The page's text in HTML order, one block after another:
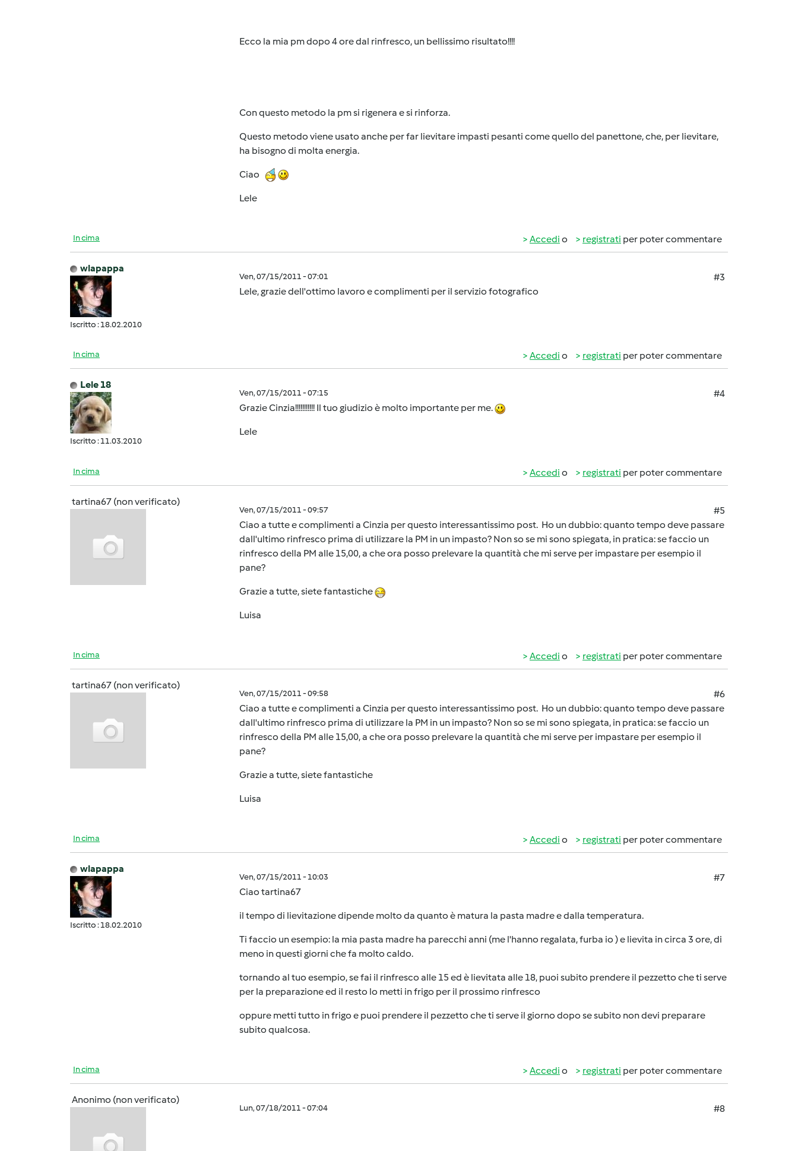
Ecco la mia pm dopo 4 ore dal rinfresco, un bellissimo risultato!!!!
Con questo metodo la pm si rigenera e si rinforza.
Questo metodo viene usato anche per far lievitare impasti pesanti come quello del panettone, che, per lievitare,
ha bisogno di molta energia.
Ciao
Lele
In cima Accedi o registrati per poter commentare
wlapappa
Iscritto : 18.02.2010
Ven, 07/15/2011 - 07:01
#3
Lele, grazie dell'ottimo lavoro e complimenti per il servizio fotografico
In cima Accedi o registrati per poter commentare
Lele 18
Iscritto : 11.03.2010
Ven, 07/15/2011 - 07:15
#4
Grazie Cinzia!!!!!!!!!!! Il tuo giudizio è molto importante per me.
Lele
In cima Accedi o registrati per poter commentare
tartina67 (non verificato)
Ven, 07/15/2011 - 09:57
#5
Ciao a tutte e complimenti a Cinzia per questo interessantissimo post. Ho un dubbio: quanto tempo deve passare
dall'ultimo rinfresco prima di utilizzare la PM in un impasto? Non so se mi sono spiegata, in pratica: se faccio un
rinfresco della PM alle 15,00, a che ora posso prelevare la quantità che mi serve per impastare per esempio il
pane?
Grazie a tutte, siete fantastiche
Luisa
In cima Accedi o registrati per poter commentare
tartina67 (non verificato)
Ven, 07/15/2011 - 09:58
#6
Ciao a tutte e complimenti a Cinzia per questo interessantissimo post. Ho un dubbio: quanto tempo deve passare
dall'ultimo rinfresco prima di utilizzare la PM in un impasto? Non so se mi sono spiegata, in pratica: se faccio un
rinfresco della PM alle 15,00, a che ora posso prelevare la quantità che mi serve per impastare per esempio il
pane?
Grazie a tutte, siete fantastiche
Luisa
In cima Accedi o registrati per poter commentare
wlapappa
Iscritto : 18.02.2010
Ven, 07/15/2011 - 10:03
#7
Ciao tartina67
il tempo di lievitazione dipende molto da quanto è matura la pasta madre e dalla temperatura.
Ti faccio un esempio: la mia pasta madre ha parecchi anni (me l'hanno regalata, furba io ) e lievita in circa 3 ore, di
meno in questi giorni che fa molto caldo.
tornando al tuo esempio, se fai il rinfresco alle 15 ed è lievitata alle 18, puoi subito prendere il pezzetto che ti serve
per la preparazione ed il resto lo metti in frigo per il prossimo rinfresco
oppure metti tutto in frigo e puoi prendere il pezzetto che ti serve il giorno dopo se subito non devi preparare
subito qualcosa.
In cima Accedi o registrati per poter commentare
Anonimo (non verificato)
Lun, 07/18/2011 - 07:04 #8